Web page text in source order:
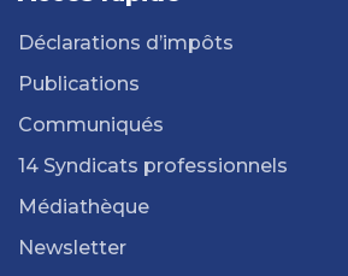
Déclarations d’impôts
Publications
Communiqués
14 Syndicats professionnels
Médiathèque
Newsletter